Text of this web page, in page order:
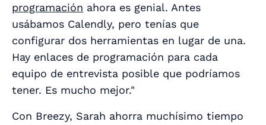
programación ahora es genial. Antes
usábamos Calendly, pero tenías que
configurar dos herramientas en lugar de una.
Hay enlaces de programación para cada
equipo de entrevista posible que podríamos
tener. Es mucho mejor."
Con Breezy, Sarah ahorra muchísimo tiempo